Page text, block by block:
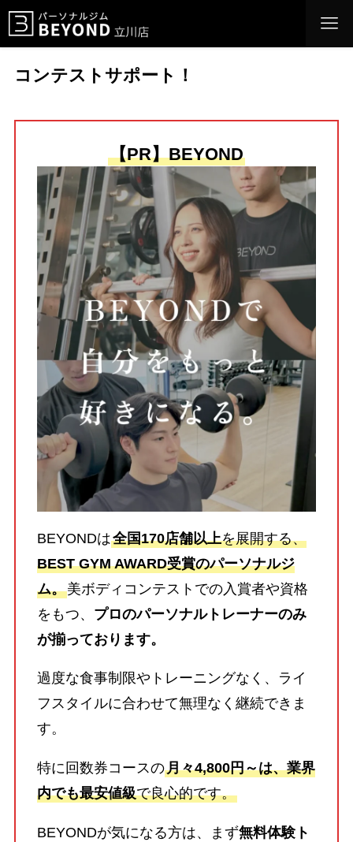
コンテストサポート！
【PR】BEYOND
BEYONDは全国170店舗以上を展開する、
BEST GYM AWARD受賞のパーソナルジ
ム。美ボディコンテストでの入賞者や資格
をもつ、 プロのパーソナルトレーナーのみ
が揃っております。
過度な食事制限やトレーニングなく、ライ
フスタイルに合わせて無理なく継続できま
す。
特に回数券コースの月々4,800円～は、業界
内でも最安値級で良心的です。
BEYONDが気になる方は、まず無料体験ト